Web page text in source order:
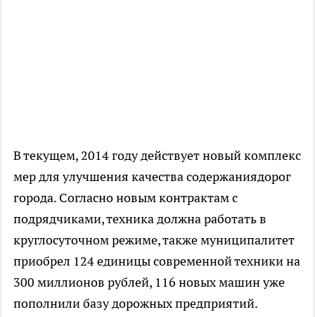
В текущем, 2014 году действует новый комплекс
мер для улучшения качества содержаниядорог
города. Согласно новым контрактам с
подрядчиками, техника должна работать в
круглосуточном режиме, также муниципалитет
приобрел 124 единицы современной техники на
300 миллионов рублей, 116 новых машин уже
пополнили базу дорожных предприятий.